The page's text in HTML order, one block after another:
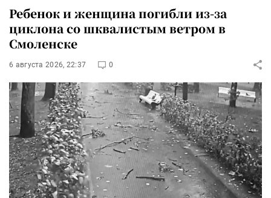
Ребенок и женщина погибли из-за
циклона со шквалистым ветром в
Смоленске
6 августа 2026, 22:37 0